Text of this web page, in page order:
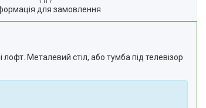
для замовлення
Металевий стіл, або тумба під телевізор